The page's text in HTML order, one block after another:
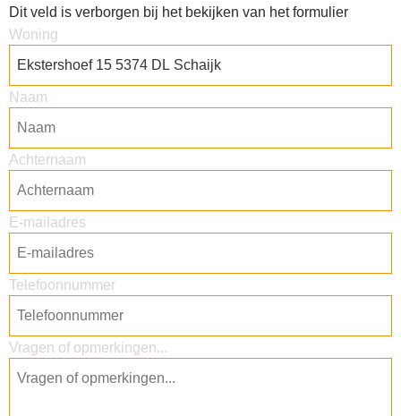
Dit veld is verborgen bij het bekijken van het formulier
Woning
Naam
Achternaam
E-mailadres
Telefoonnummer
Vragen of opmerkingen...